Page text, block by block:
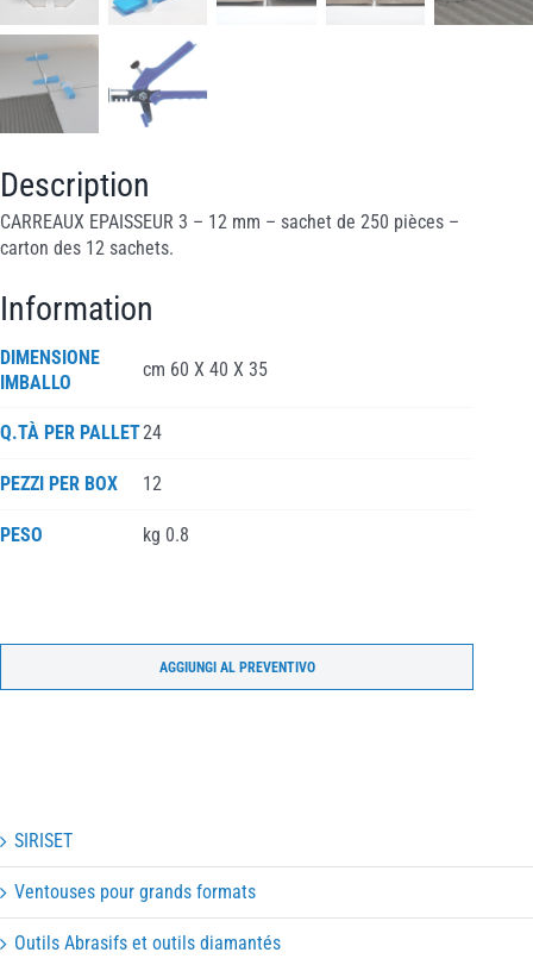
Description
CARREAUX EPAISSEUR 3 – 12 mm – sachet de 250 pièces –
carton des 12 sachets.
Information
DIMENSIONE
IMBALLO
cm 60 X 40 X 35
Q.TÀ PER PALLET24
PEZZI PER BOX 12
PESO kg 0.8
AGGIUNGI AL PREVENTIVO
SIRISET
Ventouses pour grands formats
Outils Abrasifs et outils diamantés